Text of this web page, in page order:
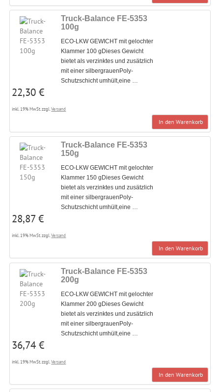
Truck-Balance FE-5353
100g
ECO-LKW GEWICHT mit gelochter
Klammer 100 gDieses Gewicht
bietet als verzinktes und zusätzlich
mit einer silbergrauenPoly-
Schutzschicht umhült,eine …
22,30 €
inkl. 19% MwSt. zzgl.Versand
In den Warenkorb
Truck-Balance FE-5353
150g
ECO-LKW GEWICHT mit gelochter
Klammer 150 gDieses Gewicht
bietet als verzinktes und zusätzlich
mit einer silbergrauenPoly-
Schutzschicht umhült,eine …
28,87 €
inkl. 19% MwSt. zzgl.Versand
In den Warenkorb
Truck-Balance FE-5353
200g
ECO-LKW GEWICHT mit gelochter
Klammer 200 gDieses Gewicht
bietet als verzinktes und zusätzlich
mit einer silbergrauenPoly-
Schutzschicht umhült,eine …
36,74 €
inkl. 19% MwSt. zzgl.Versand
In den Warenkorb